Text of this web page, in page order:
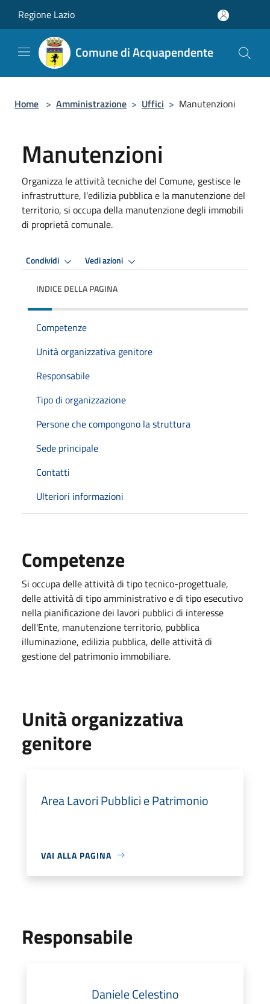
Regione Lazio
Comune di Acquapendente
Home > Amministrazione > Uffici > Manutenzioni
Manutenzioni
Organizza le attività tecniche del Comune, gestisce le
infrastrutture, l'edilizia pubblica e la manutenzione del
territorio, si occupa della manutenzione degli immobili
di proprietà comunale.
Condividi Vedi azioni
INDICE DELLA PAGINA
Competenze
Unità organizzativa genitore
Responsabile
Tipo di organizzazione
Persone che compongono la struttura
Sede principale
Contatti
Ulteriori informazioni
Competenze
Si occupa delle attività di tipo tecnico-progettuale,
delle attività di tipo amministrativo e di tipo esecutivo
nella pianificazione dei lavori pubblici di interesse
dell'Ente, manutenzione territorio, pubblica
illuminazione, edilizia pubblica, delle attività di
gestione del patrimonio immobiliare.
Unità organizzativa
genitore
Area Lavori Pubblici e Patrimonio
VAI ALLA PAGINA
Responsabile
Daniele Celestino